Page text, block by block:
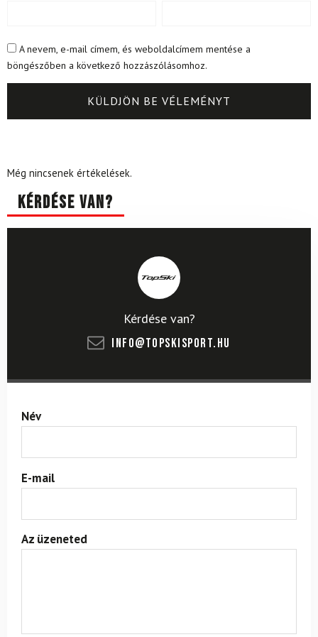
A nevem, e-mail címem, és weboldalcímem mentése a
böngészőben a következő hozzászólásomhoz.
Még nincsenek értékelések.
Kérdése van?
Kérdése van?
info@topskisport.hu
Név
E-mail
Az üzeneted